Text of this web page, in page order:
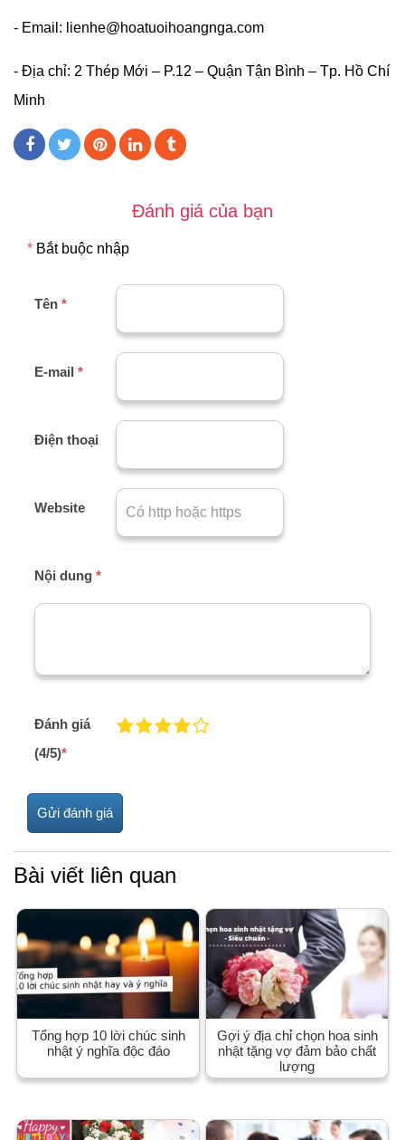
- Email: lienhe@hoatuoihoangnga.com
- Địa chỉ: 2 Thép Mới – P.12 – Quận Tận Bình – Tp. Hồ Chí
Minh
Đánh giá của bạn
* Bắt buộc nhập
Tên *
E-mail *
Điện thoại
Website
Nội dung *
Đánh giá
(4/5)*
Bài viết liên quan
Tổng hợp 10 lời chúc sinh
nhật ý nghĩa độc đáo
Gợi ý địa chỉ chọn hoa sinh
nhật tặng vợ đảm bảo chất
lượng